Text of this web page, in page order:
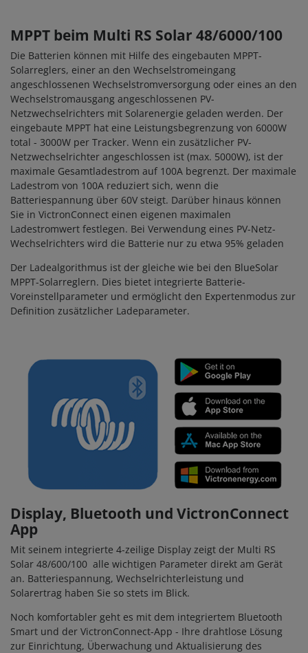
MPPT beim Multi RS Solar 48/6000/100
Die Batterien können mit Hilfe des eingebauten MPPT-
Solarreglers, einer an den Wechselstromeingang
angeschlossenen Wechselstromversorgung oder eines an den
Wechselstromausgang angeschlossenen PV-
Netzwechselrichters mit Solarenergie geladen werden. Der
eingebaute MPPT hat eine Leistungsbegrenzung von 6000W
total - 3000W per Tracker. Wenn ein zusätzlicher PV-
Netzwechselrichter angeschlossen ist (max. 5000W), ist der
maximale Gesamtladestrom auf 100A begrenzt. Der maximale
Ladestrom von 100A reduziert sich, wenn die
Batteriespannung über 60V steigt. Darüber hinaus können
Sie in VictronConnect einen eigenen maximalen
Ladestromwert festlegen. Bei Verwendung eines PV-Netz-
Wechselrichters wird die Batterie nur zu etwa 95% geladen
Der Ladealgorithmus ist der gleiche wie bei den BlueSolar
MPPT-Solarreglern. Dies bietet integrierte Batterie-
Voreinstellparameter und ermöglicht den Expertenmodus zur
Definition zusätzlicher Ladeparameter.
Display, Bluetooth und VictronConnect
App
Mit seinem integrierte 4-zeilige Display zeigt der Multi RS
Solar 48/600/100 alle wichtigen Parameter direkt am Gerät
an. Batteriespannung, Wechselrichterleistung und
Solarertrag haben Sie so stets im Blick.
Noch komfortabler geht es mit dem integriertem Bluetooth
Smart und der VictronConnect-App - Ihre drahtlose Lösung
zur Einrichtung, Überwachung und Aktualisierung des